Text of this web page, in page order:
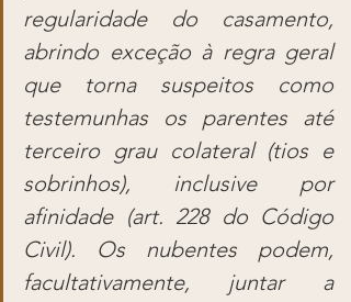
regularidade do casamento,
abrindo exceção à regra geral
que torna suspeitos como
testemunhas os parentes até
terceiro grau colateral (tios e
sobrinhos), inclusive por
afinidade (art. 228 do Código
Civil). Os nubentes podem,
facultativamente, juntar a